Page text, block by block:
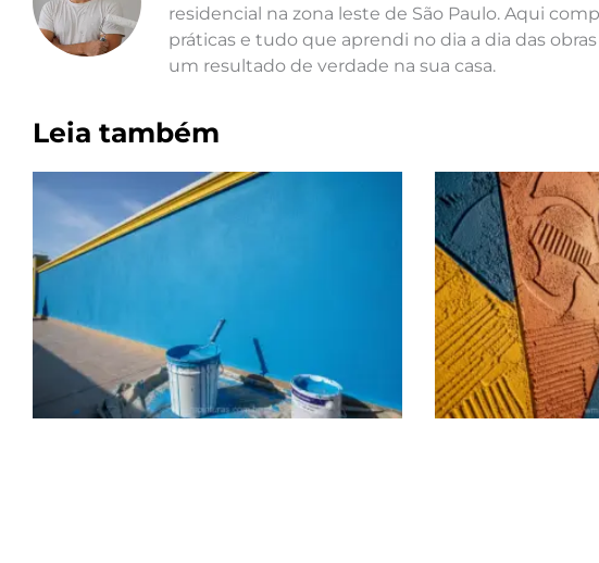
residencial na zona leste de São Paulo. Aqui
práticas e tudo que aprendi no dia a dia das
um resultado de verdade na sua casa.
Leia também